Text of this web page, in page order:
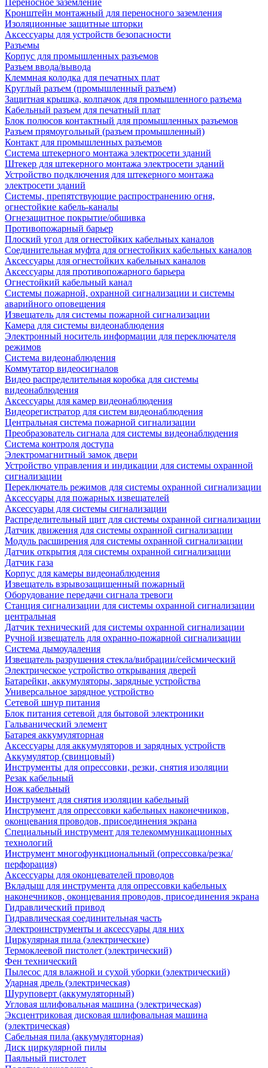
Переносное заземление
Кронштейн монтажный для переносного заземления
Изоляционные защитные шторки
Аксессуары для устройств безопасности
Разъемы
Корпус для промышленных разъемов
Разъем ввода/вывода
Клеммная колодка для печатных плат
Круглый разъем (промышленный разъем)
Защитная крышка, колпачок для промышленного разъема
Кабельный разъем для печатный плат
Блок полюсов контактный для промышленных разъемов
Разъем прямоугольный (разъем промышленный)
Контакт для промышленных разъемов
Система штекерного монтажа электросети зданий
Штекер для штекерного монтажа электросети зданий
Устройство подключения для штекерного монтажа
электросети зданий
Системы, препятствующие распространению огня,
огнестойкие кабель-каналы
Огнезащитное покрытие/обшивка
Противопожарный барьер
Плоский угол для огнестойких кабельных каналов
Соединительная муфта для огнестойких кабельных каналов
Аксессуары для огнестойких кабельных каналов
Аксессуары для противопожарного барьера
Огнестойкий кабельный канал
Системы пожарной, охранной сигнализации и системы
аварийного оповещения
Извещатель для системы пожарной сигнализации
Камера для системы видеонаблюдения
Электронный носитель информации для переключателя
режимов
Система видеонаблюдения
Коммутатор видеосигналов
Видео распределительная коробка для системы
видеонаблюдения
Аксессуары для камер видеонаблюдения
Видеорегистратор для систем видеонаблюдения
Центральная система пожарной сигнализации
Преобразователь сигнала для системы видеонаблюдения
Система контроля доступа
Электромагнитный замок двери
Устройство управления и индикации для системы охранной
сигнализации
Переключатель режимов для системы охранной сигнализации
Аксессуары для пожарных извещателей
Аксессуары для системы сигнализации
Распределительный щит для системы охранной сигнализации
Датчик движения для системы охранной сигнализации
Модуль расширения для системы охранной сигнализации
Датчик открытия для системы охранной сигнализации
Датчик газа
Корпус для камеры видеонаблюдения
Извещатель взрывозащищенный пожарный
Оборудование передачи сигнала тревоги
Станция сигнализации для системы охранной сигнализации
центральная
Датчик технический для системы охранной сигнализации
Ручной извещатель для охранно-пожарной сигнализации
Система дымоудаления
Извещатель разрушения стекла/вибрации/сейсмический
Электрическое устройство открывания дверей
Батарейки, аккумуляторы, зарядные устройства
Универсальное зарядное устройство
Сетевой шнур питания
Блок питания сетевой для бытовой электроники
Гальванический элемент
Батарея аккумуляторная
Аксессуары для аккумуляторов и зарядных устройств
Аккумулятор (свинцовый)
Инструменты для опрессовки, резки, снятия изоляции
Резак кабельный
Нож кабельный
Инструмент для снятия изоляции кабельный
Инструмент для опрессовки кабельных наконечников,
оконцевания проводов, присоединения экрана
Специальный инструмент для телекоммуникационных
технологий
Инструмент многофункциональный (опрессовка/резка/
перфорация)
Аксессуары для оконцевателей проводов
Вкладыш для инструмента для опрессовки кабельных
наконечников, оконцевания проводов, присоединения экрана
Гидравлический привод
Гидравлическая соединительная часть
Электроинструменты и аксессуары для них
Циркулярная пила (электрические)
Термоклеевой пистолет (электрический)
Фен технический
Пылесос для влажной и сухой уборки (электрический)
Ударная дрель (электрическая)
Шуруповерт (аккумуляторный)
Угловая шлифовальная машина (электрическая)
Эксцентриковая дисковая шлифовальная машина
(электрическая)
Сабельная пила (аккумуляторная)
Диск циркулярной пилы
Паяльный пистолет